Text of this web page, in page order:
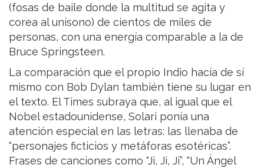
(fosas de baile donde la multitud se agita y
corea al unísono) de cientos de miles de
personas, con una energía comparable a la de
Bruce Springsteen.
La comparación que el propio Indio hacía de sí
mismo con Bob Dylan también tiene su lugar en
el texto. El Times subraya que, al igual que el
Nobel estadounidense, Solari ponía una
atención especial en las letras: las llenaba de
“personajes ficticios y metáforas esotéricas”.
Frases de canciones como “Ji, Ji, Ji”, “Un Ángel